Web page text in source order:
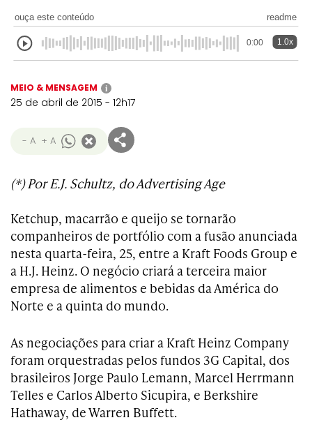
ouça este conteúdo readme
0:00 1.0x
MEIO & MENSAGEM i
25 de abril de 2015 - 12h17
- A + A
(*) Por E.J. Schultz, do Advertising Age
Ketchup, macarrão e queijo se tornarão
companheiros de portfólio com a fusão anunciada
nesta quarta-feira, 25, entre a Kraft Foods Group e
a H.J. Heinz. O negócio criará a terceira maior
empresa de alimentos e bebidas da América do
Norte e a quinta do mundo.
As negociações para criar a Kraft Heinz Company
foram orquestradas pelos fundos 3G Capital, dos
brasileiros Jorge Paulo Lemann, Marcel Herrmann
Telles e Carlos Alberto Sicupira, e Berkshire
Hathaway, de Warren Buffett.